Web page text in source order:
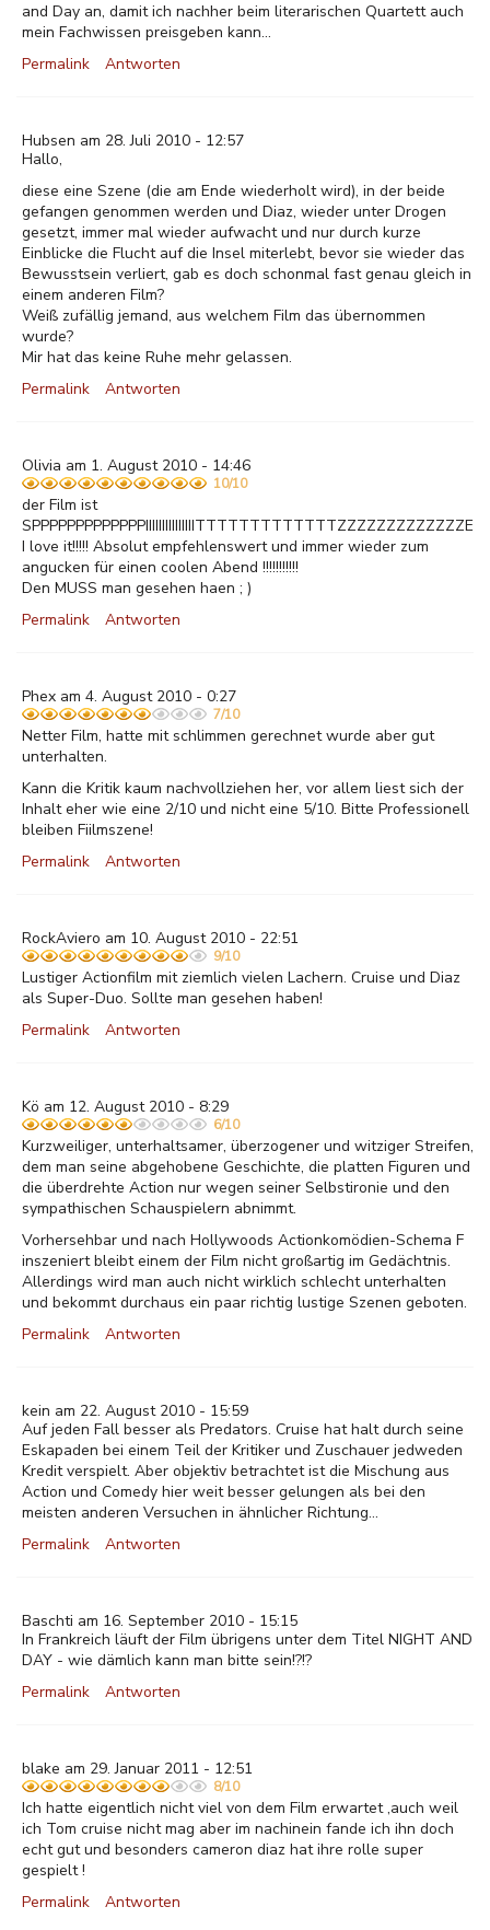
and Day an, damit ich nachher beim literarischen Quartett auch
mein Fachwissen preisgeben kann...
Permalink
Antworten
Hubsen am 28. Juli 2010 - 12:57
Hallo,
diese eine Szene (die am Ende wiederholt wird), in der beide
gefangen genommen werden und Diaz, wieder unter Drogen
gesetzt, immer mal wieder aufwacht und nur durch kurze
Einblicke die Flucht auf die Insel miterlebt, bevor sie wieder das
Bewusstsein verliert, gab es doch schonmal fast genau gleich in
einem anderen Film?
Weiß zufällig jemand, aus welchem Film das übernommen
wurde?
Mir hat das keine Ruhe mehr gelassen.
Permalink
Antworten
Olivia am 1. August 2010 - 14:46
10/10
der Film ist
I love it!!!!! Absolut empfehlenswert und immer wieder zum
angucken für einen coolen Abend !!!!!!!!!!!
Den MUSS man gesehen haen ; )
Permalink
Antworten
Phex am 4. August 2010 - 0:27
7/10
Netter Film, hatte mit schlimmen gerechnet wurde aber gut
unterhalten.
Kann die Kritik kaum nachvollziehen her, vor allem liest sich der
Inhalt eher wie eine 2/10 und nicht eine 5/10. Bitte Professionell
bleiben Fiilmszene!
Permalink
Antworten
RockAviero am 10. August 2010 - 22:51
9/10
Lustiger Actionfilm mit ziemlich vielen Lachern. Cruise und Diaz
als Super-Duo. Sollte man gesehen haben!
Permalink
Antworten
Kö am 12. August 2010 - 8:29
6/10
Kurzweiliger, unterhaltsamer, überzogener und witziger Streifen,
dem man seine abgehobene Geschichte, die platten Figuren und
die überdrehte Action nur wegen seiner Selbstironie und den
sympathischen Schauspielern abnimmt.
Vorhersehbar und nach Hollywoods Actionkomödien-Schema F
inszeniert bleibt einem der Film nicht großartig im Gedächtnis.
Allerdings wird man auch nicht wirklich schlecht unterhalten
und bekommt durchaus ein paar richtig lustige Szenen geboten.
Permalink
Antworten
kein am 22. August 2010 - 15:59
Auf jeden Fall besser als Predators. Cruise hat halt durch seine
Eskapaden bei einem Teil der Kritiker und Zuschauer jedweden
Kredit verspielt. Aber objektiv betrachtet ist die Mischung aus
Action und Comedy hier weit besser gelungen als bei den
meisten anderen Versuchen in ähnlicher Richtung...
Permalink
Antworten
Baschti am 16. September 2010 - 15:15
In Frankreich läuft der Film übrigens unter dem Titel NIGHT AND
DAY - wie dämlich kann man bitte sein!?!?
Permalink
Antworten
blake am 29. Januar 2011 - 12:51
8/10
Ich hatte eigentlich nicht viel von dem Film erwartet ,auch weil
ich Tom cruise nicht mag aber im nachinein fande ich ihn doch
echt gut und besonders cameron diaz hat ihre rolle super
gespielt !
Permalink
Antworten